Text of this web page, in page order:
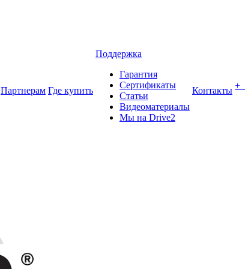
Партнерам Где купить
Поддержка
Гарантия
Сертификаты
Статьи
Видеоматериалы
Мы на Drive2
Контакты +